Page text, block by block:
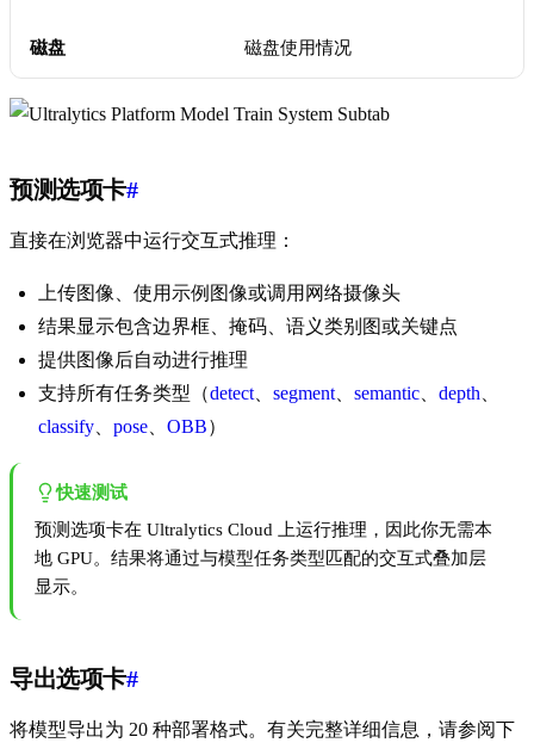
磁盘 磁盘使用情况
预测选项卡#
直接在浏览器中运行交互式推理：
上传图像、使用示例图像或调用网络摄像头
结果显示包含边界框、掩码、语义类别图或关键点
提供图像后自动进行推理
支持所有任务类型（detect segment semantic depth
classify
pose OBB）
快速测试
预测选项卡在 Ultralytics Cloud 上运行推理，因此你无需本
地 GPU。结果将通过与模型任务类型匹配的交互式叠加层
显示。
导出选项卡#
将模型导出为 20 种部署格式。有关完整详细信息，请参阅下